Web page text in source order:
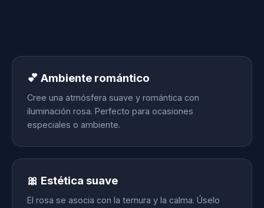
💕 Ambiente romántico
Cree una atmósfera suave y romántica con
iluminación rosa. Perfecto para ocasiones
especiales o ambiente.
🎀 Estética suave
El rosa se asocia con la ternura y la calma. Úselo